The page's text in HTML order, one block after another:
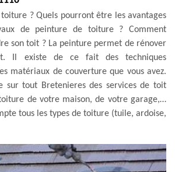
? Quels pourront être les avantages
de peinture de toiture ? Comment
son toit ? La peinture permet de rénover
Il existe de ce fait des techniques
matériaux de couverture que vous avez.
sur tout Bretenieres des services de toit
de votre maison, de votre garage,…
tous les types de toiture (tuile, ardoise,